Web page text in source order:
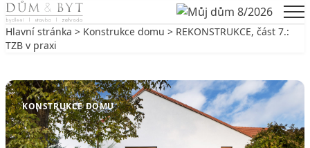
Skip to content
Hlavní stránka > Konstrukce domu > REKONSTRUKCE, část 7.:
TZB v praxi
KONSTRUKCE DOMU